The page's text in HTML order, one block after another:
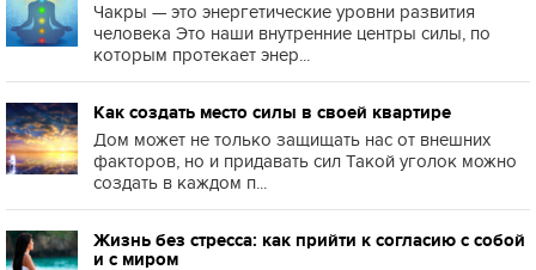
Чакры — это энергетические уровни развития
человека Это наши внутренние центры силы, по
которым протекает энер...
Как создать место силы в своей квартире
Дом может не только защищать нас от внешних
факторов, но и придавать сил Такой уголок можно
создать в каждом п...
Жизнь без стресса: как прийти к согласию с собой
и с миром